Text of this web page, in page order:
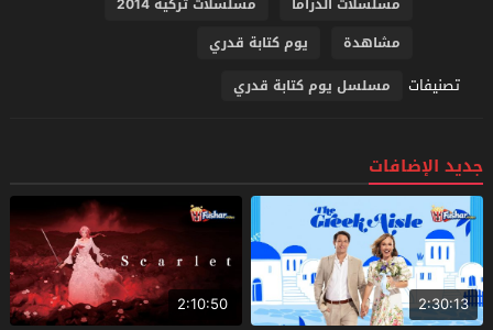
مشاهدة
يوم كتابة قدري
تصنيفات مسلسل يوم كتابة قدري
جديد الإضافات
2:30:13
2:10:50